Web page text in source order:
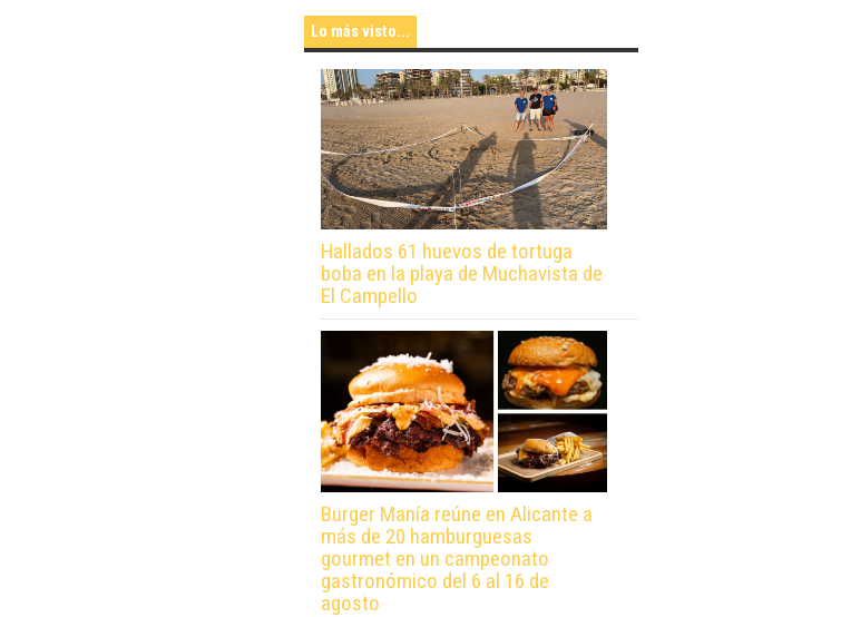
Lo más visto...
Hallados 61 huevos de tortuga
boba en la playa de Muchavista de
El Campello
Burger Manía reúne en Alicante a
más de 20 hamburguesas
gourmet en un campeonato
gastronómico del 6 al 16 de
agosto